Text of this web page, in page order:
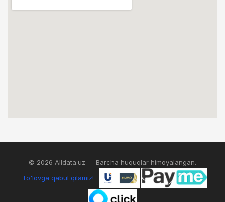
© 2026 Alldata.uz — Barcha huquqlar himoyalangan.
To'lovga qabul qilamiz!